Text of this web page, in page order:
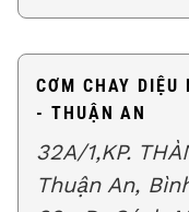
CƠM CHAY
- THUẬN AN
32A/1,KP.
Thuận An,